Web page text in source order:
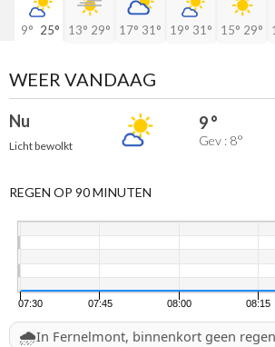
9° 25° 13° 29° 17° 31° 19° 31° 15° 29°
WEER VANDAAG
Nu
Licht bewolkt
9 °
Gev : 8°
REGEN OP 90 MINUTEN
07:30 07:45 08:00 08:15
🌧️In Fernelmont, binnenkort geen regen